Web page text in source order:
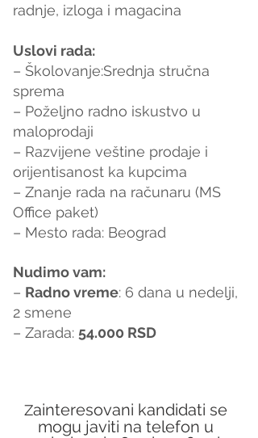
radnje, izloga i magacina
Uslovi rada:
– Školovanje:Srednja stručna
sprema
– Poželjno radno iskustvo u
maloprodaji
– Razvijene veštine prodaje i
orijentisanost ka kupcima
– Znanje rada na računaru (MS
Office paket)
– Mesto rada: Beograd
Nudimo vam:
– Radno vreme: 6 dana u nedelji,
2 smene
– Zarada: 54.000 RSD
Zainteresovani kandidati se
mogu javiti na telefon u